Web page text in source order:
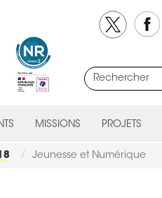
MISSIONS PROJETS
Jeunesse et Numérique